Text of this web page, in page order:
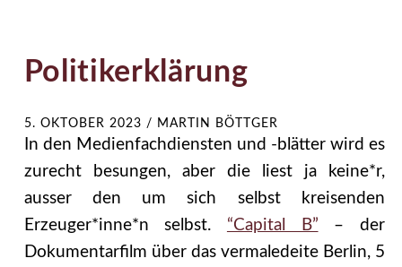
Politikerklärung
5. OKTOBER 2023 / MARTIN BÖTTGER
In den Medienfachdiensten und -blätter wird es
zurecht besungen, aber die liest ja keine*r,
ausser den um sich selbst kreisenden
Erzeuger*inne*n selbst. “Capital B” – der
Dokumentarfilm über das vermaledeite Berlin, 5